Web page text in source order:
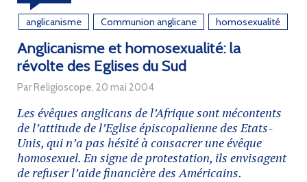
anglicanisme Communion anglicane homosexualité
Anglicanisme et homosexualité: la
révolte des Eglises du Sud
Par Religioscope, 20 mai 2004
Les évêques anglicans de l’Afrique sont mécontents
de l’attitude de l’Eglise épiscopalienne des Etats-
Unis, qui n’a pas hésité à consacrer une évêque
homosexuel. En signe de protestation, ils envisagent
de refuser l’aide financière des Américains.